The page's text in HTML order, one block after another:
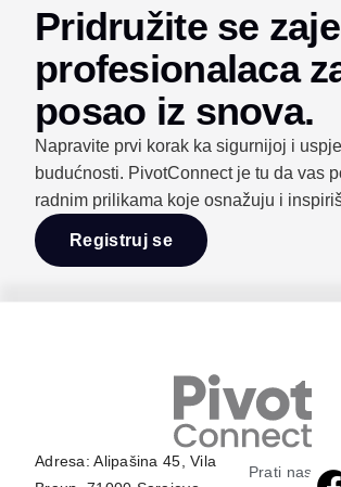
Pridružite se
profesionalaca
posao iz snova.
Napravite prvi korak ka sigurnijoj i
budućnosti. PivotConnect je tu da vas
radnim prilikama koje osnažuju i
Registruj se
Adresa: Alipašina 45, Vila
Prati nas